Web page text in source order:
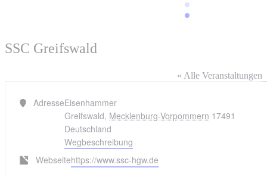
SSC Greifswald
« Alle Veranstaltungen
AdresseEisenhammer
Greifswald, Mecklenburg-Vorpommern 17491
Deutschland
Wegbeschreibung
Webseitehttps://www.ssc-hgw.de